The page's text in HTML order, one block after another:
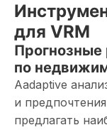
для VRM
Прогнозные
по
Aadaptive
и
предлагать